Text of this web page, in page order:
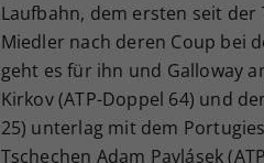
Laufbahn, dem ersten seit
Miedler nach deren Coup bei
geht es für ihn und Galloway
Kirkov (ATP-Doppel 64) und
25) unterlag mit dem
Tschechen Adam Pavlásek